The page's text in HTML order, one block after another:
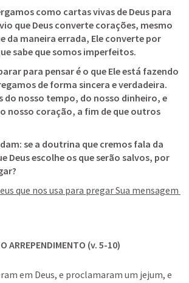
como cartas vivas de Deus para
que Deus converte corações, mesmo
da maneira errada, Ele converte por
sabe que somos imperfeitos.
para pensar é o que Ele está fazendo
de forma sincera e verdadeira.
do nosso tempo, do nosso dinheiro, e
nosso coração, a fim de que outros
se a doutrina que cremos fala da
Deus escolhe os que serão salvos, por
que nos usa para pregar Sua mensagem
ARREPENDIMENTO (v. 5-10)
em Deus, e proclamaram um jejum, e